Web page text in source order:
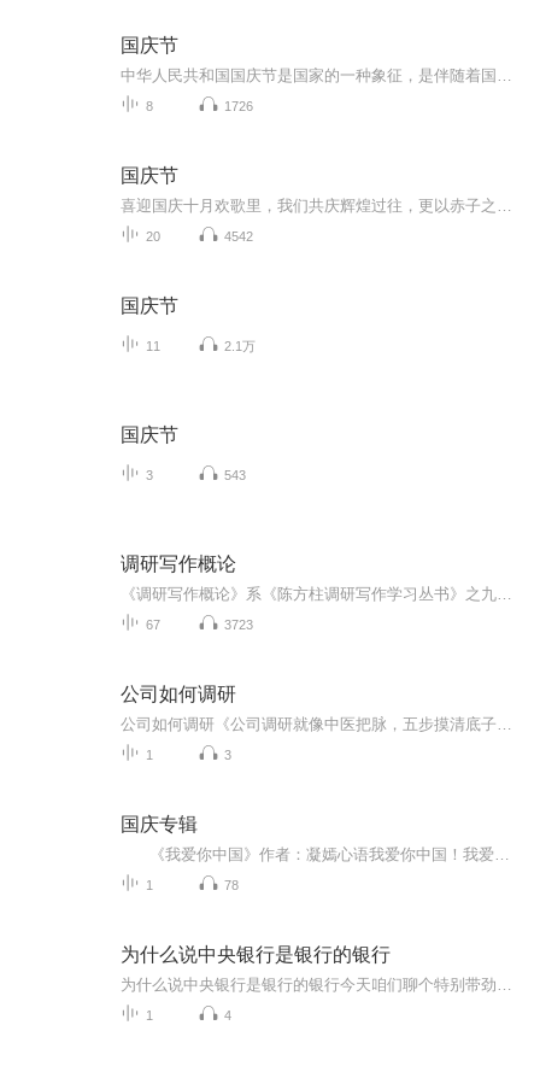
国庆节
8 1726
国庆节
20 4542
国庆节
11 2.1万
国庆节
3 543
调研写作概论
67 3723
公司如何调研
1 3
国庆专辑
1 78
为什么说中央银行是银行的银行
1 4